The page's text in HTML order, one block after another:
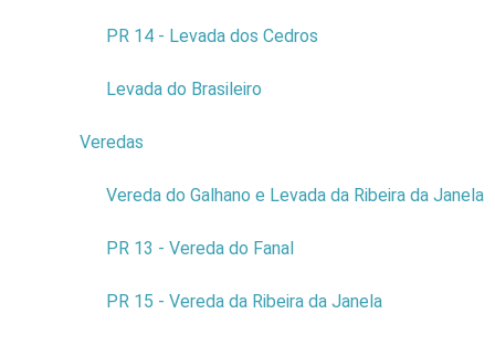
PR 14 - Levada dos Cedros
Levada do Brasileiro
Veredas
Vereda do Galhano e Levada da Ribeira da Janela
PR 13 - Vereda do Fanal
PR 15 - Vereda da Ribeira da Janela